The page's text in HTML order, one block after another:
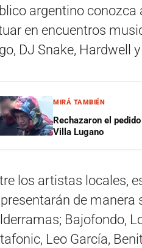
argentino
en encuentros
DJ Snake, Hardwell
MIRÁ TAMBIÉN
Rechazaron el
Villa Lugano
los artistas locales,
de manera
Bajofondo,
Leo García,